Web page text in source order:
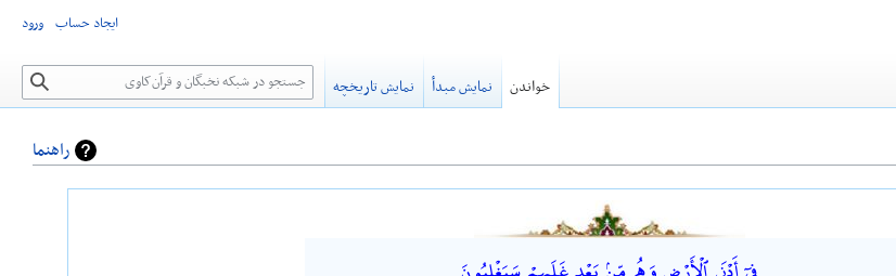
راهنما
ایجاد حساب ورود
خواندن نمایش مبدأ نمایش تاریخچه جستجو